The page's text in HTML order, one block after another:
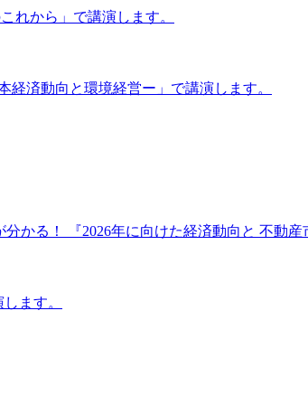
れから」で講演します。
済動向と環境経営ー」で講演します。
る！ 『2026年に向けた経済動向と 不動産
ます。